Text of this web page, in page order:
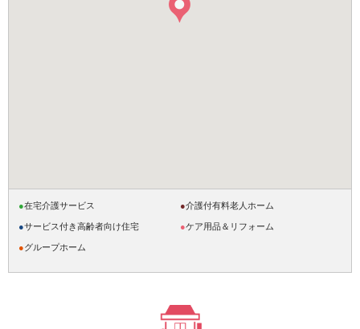
●在宅介護サービス ●介護付有料老人ホーム
●サービス付き高齢者向け住宅 ●ケア用品＆リフォーム
●グループホーム